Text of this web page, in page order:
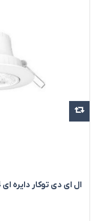
ال ای دی توکار دایره ای SMD-K4